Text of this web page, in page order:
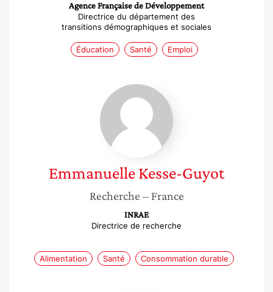
Agence Française de Développement
Directrice du département des
transitions démographiques et sociales
Éducation Santé Emploi
Emmanuelle
Kesse-
Guyot
EmmanuelleKesse-Guyot
Recherche – France
INRAE
Directrice de recherche
Alimentation Santé Consommation durable